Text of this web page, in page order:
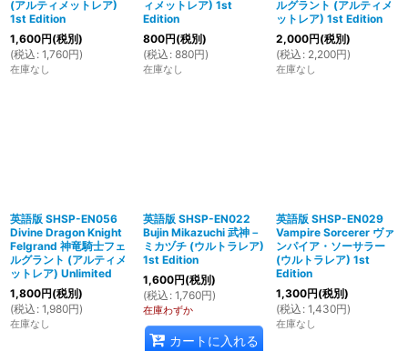
(アルティメットレア)
1st Edition
1,600円(税別)
(税込 : 1,760円)
在庫なし
ィメットレア) 1st
Edition
800円(税別)
(税込 : 880円)
在庫なし
ルグラント (アルティメ
ットレア) 1st Edition
2,000円(税別)
(税込 : 2,200円)
在庫なし
英語版 SHSP-EN056
Divine Dragon Knight
Felgrand 神竜騎士フェ
ルグラント (アルティメ
ットレア) Unlimited
1,800円(税別)
(税込 : 1,980円)
在庫なし
英語版 SHSP-EN022
Bujin Mikazuchi 武神－
ミカヅチ (ウルトラレア)
1st Edition
1,600円(税別)
(税込 : 1,760円)
在庫わずか
カートに入れる
英語版 SHSP-EN029
Vampire Sorcerer ヴァ
ンパイア・ソーサラー
(ウルトラレア) 1st
Edition
1,300円(税別)
(税込 : 1,430円)
在庫なし